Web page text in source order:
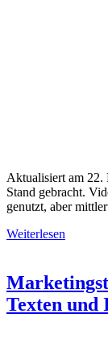
Aktualisiert am 22.
Stand gebracht.
genutzt, aber
Weiterlesen
Texten und